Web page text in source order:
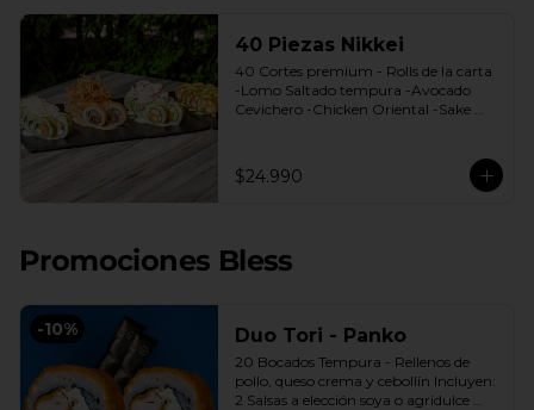
40 Piezas Nikkei
40 Cortes premium - Rolls de la carta
-Lomo Saltado tempura -Avocado
Cevichero -Chicken Oriental -Sake
$24.990
Promociones Bless
-10% Duo Tori - Panko
20 Bocados Tempura - Rellenos de
pollo, queso crema y cebollín Incluyen:
2 Salsas a elección soya o agridulce